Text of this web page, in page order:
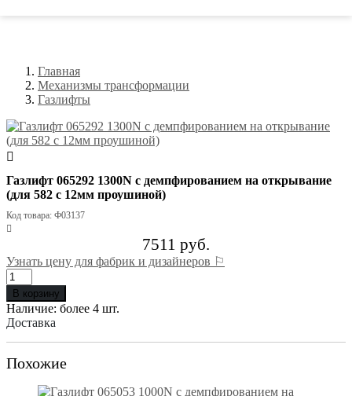
Главная
Механизмы трансформации
Газлифты
Газлифт 065292 1300N с демпфированием на открывание
(для 582 с 12мм проушиной)
Код товара: Ф03137
7511 руб.
Узнать цену для фабрик и дизайнеров ⚐
В корзину
Наличие: более 4 шт.
Доставка
Похожие